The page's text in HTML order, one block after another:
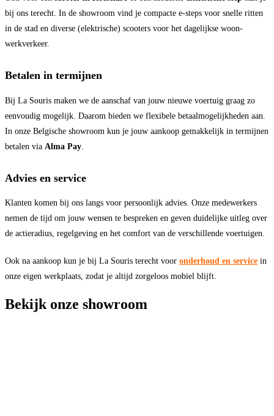
bij ons terecht. In de showroom vind je compacte e-steps voor snelle ritten
in de stad en diverse (elektrische) scooters voor het dagelijkse woon-
werkverkeer.
Betalen in termijnen
Bij La Souris maken we de aanschaf van jouw nieuwe voertuig graag zo
eenvoudig mogelijk. Daarom bieden we flexibele betaalmogelijkheden aan.
In onze Belgische showroom kun je jouw aankoop gemakkelijk in termijnen
betalen via Alma Pay
Advies en service
Klanten komen bij ons langs voor persoonlijk advies. Onze medewerkers
nemen de tijd om jouw wensen te bespreken en geven duidelijke uitleg over
de actieradius, regelgeving en het comfort van de verschillende voertuigen.
Ook na aankoop kun je bij La Souris terecht voor onderhoud en service in
onze eigen werkplaats, zodat je altijd zorgeloos mobiel blijft.
Bekijk onze showroom